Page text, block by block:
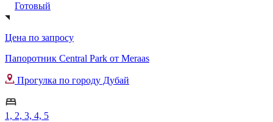
Готовый
Цена по запросу
Папоротник Central Park от Meraas
Прогулка по городу Дубай
1, 2, 3, 4, 5